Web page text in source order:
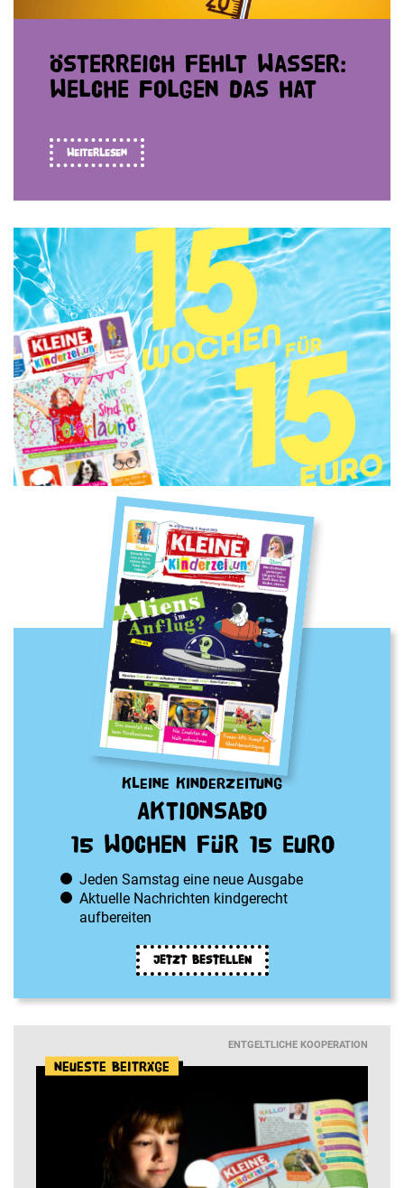
Bist du ein
Nachrichtenprofi?
Weiterlesen
Kleine Kinderzeitung
Aktionsabo
15 Wochen für 15 Euro
Jeden Samstag eine neue Ausgabe
Aktuelle Nachrichten kindgerecht
aufbereiten
JETZT BESTELLEN
ENTGELTLICHE KOOPERATION
Neueste Beiträge